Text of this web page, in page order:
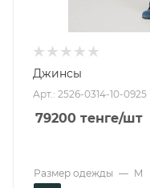
Джинсы
Арт.: 2526-0314-10-0925
79200 тенге/шт
Размер одежды — M